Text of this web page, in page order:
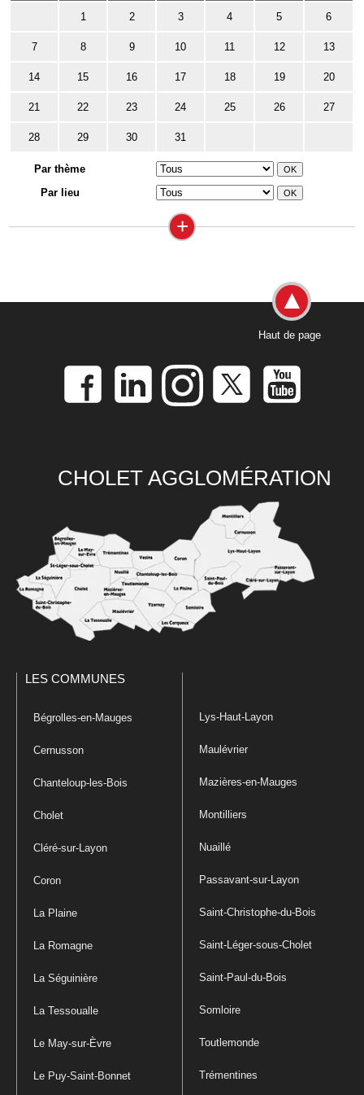
1 2 3 4 5 6
7 8 9 10 11 12 13
14 15 16 17 18 19 20
21 22 23 24 25 26 27
28 29 30 31
Par thème
Par lieu
+
Haut de page
CHOLET AGGLOMÉRATION
LES COMMUNES
Bégrolles-en-Mauges
Cernusson
Chanteloup-les-Bois
Cholet
Cléré-sur-Layon
Coron
La Plaine
La Romagne
La Séguinière
La Tessoualle
Le May-sur-Èvre
Le Puy-Saint-Bonnet
Lys-Haut-Layon
Maulévrier
Mazières-en-Mauges
Montilliers
Nuaillé
Passavant-sur-Layon
Saint-Christophe-du-Bois
Saint-Léger-sous-Cholet
Saint-Paul-du-Bois
Somloire
Toutlemonde
Trémentines